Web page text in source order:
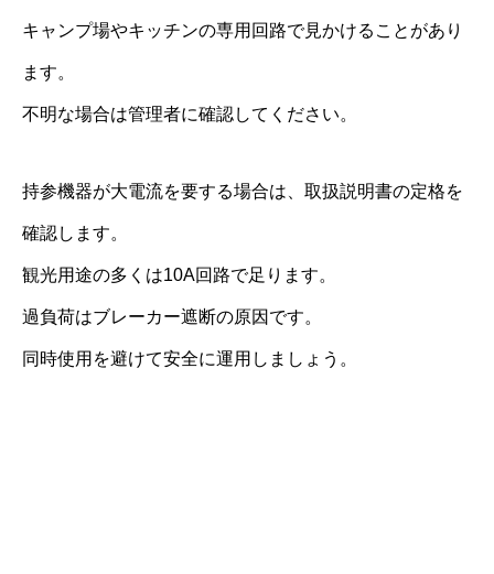
キャンプ場やキッチンの専用回路で見かけることがあり
ます。
不明な場合は管理者に確認してください。
持参機器が大電流を要する場合は、取扱説明書の定格を
確認します。
観光用途の多くは10A回路で足ります。
過負荷はブレーカー遮断の原因です。
同時使用を避けて安全に運用しましょう。